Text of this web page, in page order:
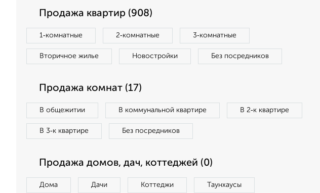
Продажа квартир (908)
1‑комнатные 2‑комнатные 3‑комнатные
Вторичное жилье Новостройки Без посредников
Продажа комнат (17)
В общежитии В коммунальной квартире В 2‑к квартире
В 3‑к квартире Без посредников
Продажа домов, дач, коттеджей (0)
Дома Дачи Коттеджи Таунхаусы